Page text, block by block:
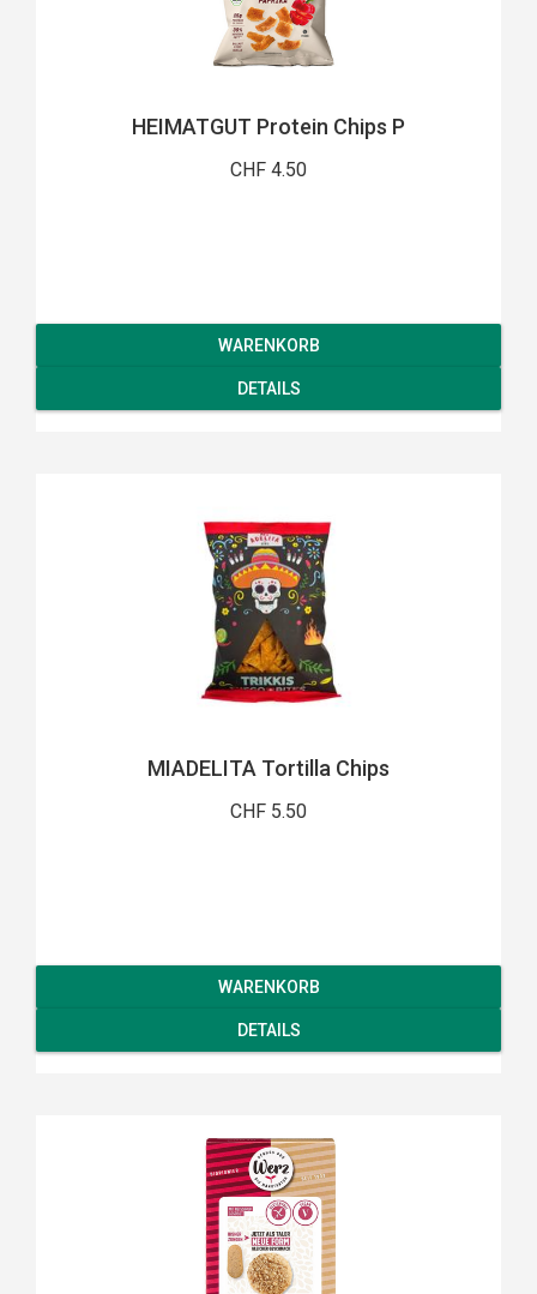
HEIMATGUT Protein Chips P
CHF 4.50
WARENKORB
DETAILS
MIADELITA Tortilla Chips
CHF 5.50
WARENKORB
DETAILS